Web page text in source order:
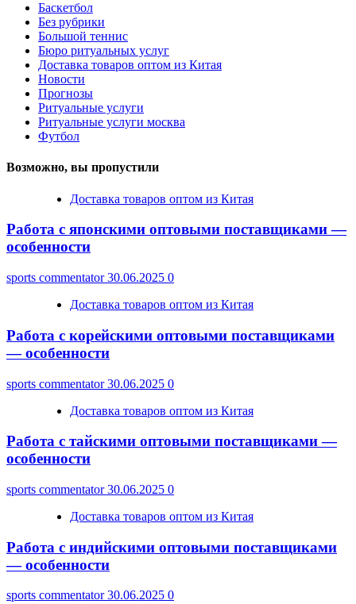
Баскетбол
Без рубрики
Большой теннис
Бюро ритуальных услуг
Доставка товаров оптом из Китая
Новости
Прогнозы
Ритуальные услуги
Ритуальные услуги москва
Футбол
Возможно, вы пропустили
Доставка товаров оптом из Китая
Работа с японскими оптовыми поставщиками —
особенности
sports commentator30.06.2025 0
Доставка товаров оптом из Китая
Работа с корейскими оптовыми поставщиками
— особенности
sports commentator30.06.2025 0
Доставка товаров оптом из Китая
Работа с тайскими оптовыми поставщиками —
особенности
sports commentator30.06.2025 0
Доставка товаров оптом из Китая
Работа с индийскими оптовыми поставщиками
— особенности
sports commentator30.06.2025 0